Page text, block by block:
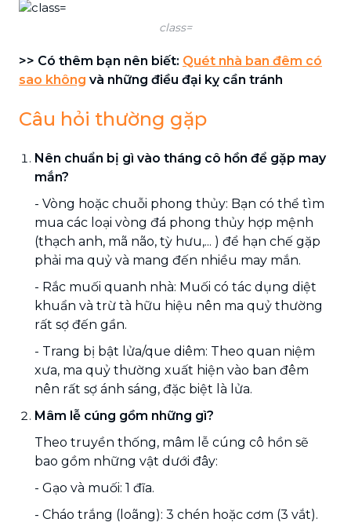
class=
>> Có thêm bạn nên biết: Quét nhà ban đêm có
sao không và những điều đại kỵ cần tránh
Câu hỏi thường gặp
Nên chuẩn bị gì vào tháng cô hồn để gặp may
mắn?
- Vòng hoặc chuỗi phong thủy: Bạn có thể tìm
mua các loại vòng đá phong thủy hợp mệnh
(thạch anh, mã não, tỳ hưu,... ) để hạn chế gặp
phải ma quỷ và mang đến nhiều may mắn.
- Rắc muối quanh nhà: Muối có tác dụng diệt
khuẩn và trừ tà hữu hiệu nên ma quỷ thường
rất sợ đến gần.
- Trang bị bật lửa/que diêm: Theo quan niệm
xưa, ma quỷ thường xuất hiện vào ban đêm
nên rất sợ ánh sáng, đặc biệt là lửa.
Mâm lễ cúng gồm những gì?
Theo truyền thống, mâm lễ cúng cô hồn sẽ
bao gồm những vật dưới đây:
- Gạo và muối: 1 đĩa.
- Cháo trắng (loãng): 3 chén hoặc cơm (3 vắt).